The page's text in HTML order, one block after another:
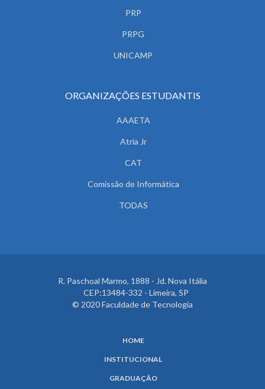
PRP
PRPG
UNICAMP
ORGANIZAÇÕES ESTUDANTIS
AAAETA
Atria Jr
CAT
Comissão de Informática
TODAS
R. Paschoal Marmo, 1888 - Jd. Nova Itália
CEP:13484-332 - Limeira, SP
© 2020 Faculdade de Tecnologia
HOME
INSTITUCIONAL
GRADUAÇÃO